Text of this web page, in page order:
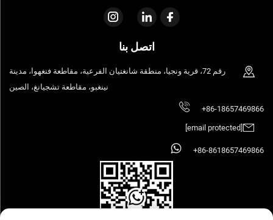
اتصل بنا
رقم 72، قرية ونجيا، منطقة شانغتيان الفرعية، مقاطعة فنغهوا، مدينة
نينغبو، مقاطعة تشجيانغ، الصين
+86-18657469866
+86-8618657469866